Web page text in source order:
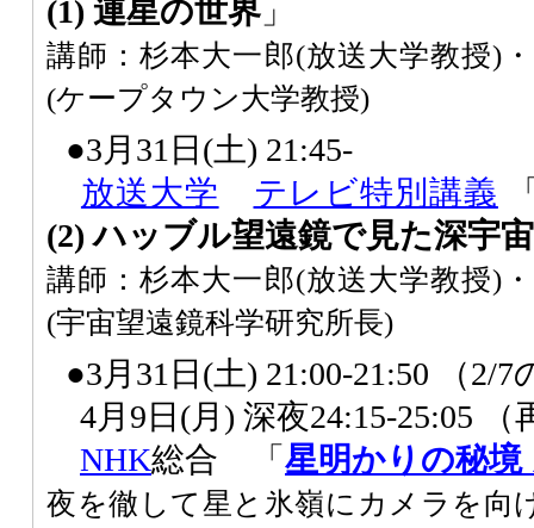
(1) 連星の世界 」
講師：杉本大一郎(放送大学教授)
(ケープタウン大学教授)
●3月31日(土) 21:45-
放送大学
テレビ特別講義
(2) ハッブル望遠鏡で見た深宇宙
講師：杉本大一郎(放送大学教授)
(宇宙望遠鏡科学研究所長)
●3月31日(土) 21:00-21:50 （2/
4月9日(月) 深夜24:15-25:05 （
NHK総合 「 星明かりの秘
夜を徹して星と氷嶺にカメラを向